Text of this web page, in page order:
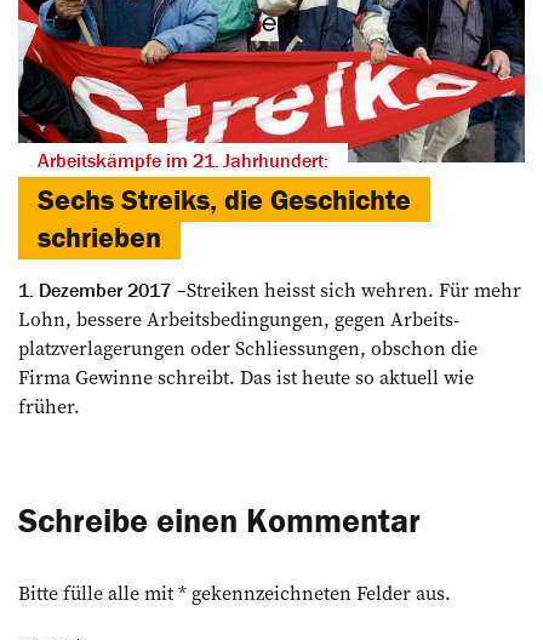
Arbeitskämpfe im 21. Jahrhundert:
Sechs Streiks, die Geschichte
schrieben
1. Dezember 2017
Streiken heisst sich wehren. Für mehr
Lohn, bessere Arbeitsbedingungen, gegen Arbeits­
platzverlagerungen oder Schliessungen, obschon die
Firma Gewinne schreibt. Das ist heute so aktuell wie
früher.
Schreibe einen Kommentar
Bitte fülle alle mit * gekennzeichneten Felder aus.